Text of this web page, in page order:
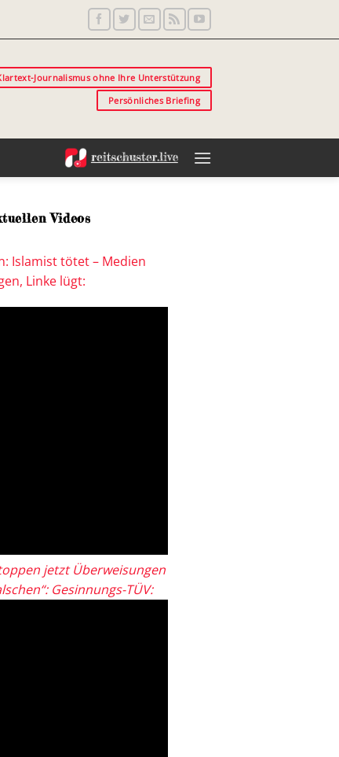
Journalismus ohne Ihre Unterstützung
Persönliches Briefing
Videos
Islamist tötet – Medien
Linke lügt:
jetzt Überweisungen
Gesinnungs-TÜV: